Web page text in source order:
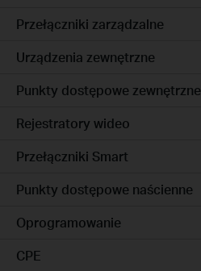
Przełączniki zarządzalne
Urządzenia zewnętrzne
Punkty dostępowe zewnętrzne
Rejestratory wideo
Przełączniki Smart
Punkty dostępowe naścienne
Oprogramowanie
CPE